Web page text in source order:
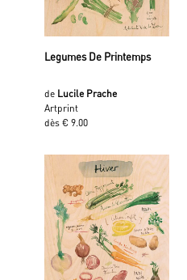
Legumes De Printemps
de Lucile Prache
Artprint
dès € 9.00